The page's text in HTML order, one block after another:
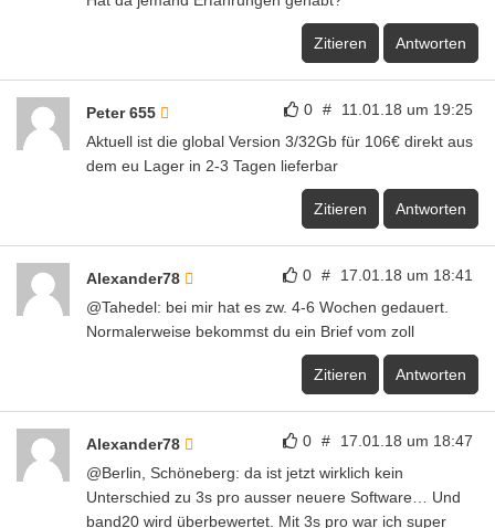
Zitieren Antworten
0 # 11.01.18 um 19:25
Peter 655
Aktuell ist die global Version 3/32Gb für 106€ direkt aus
dem eu Lager in 2-3 Tagen lieferbar
Zitieren Antworten
0 # 17.01.18 um 18:41
Alexander78
@Tahedel: bei mir hat es zw. 4-6 Wochen gedauert.
Normalerweise bekommst du ein Brief vom zoll
Zitieren Antworten
0 # 17.01.18 um 18:47
Alexander78
@Berlin, Schöneberg: da ist jetzt wirklich kein
Unterschied zu 3s pro ausser neuere Software… Und
band20 wird überbewertet. Mit 3s pro war ich super